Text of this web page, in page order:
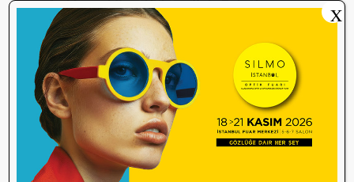
Düzenleme Var
Danıştay’dan TOGB’ye İki Kritik Karar!
Atilla Karip’in Açtığı Davalarda Yürütmeyi
Durdurma Kararı
Bir günde 150 bin kişi okudu! Optik sektörü
neden konuşuyor?
13:16
Sosyal Medya Bu Soruyu Soruyor! Göz
Sağlığında Çifte Standart mı Var?
X